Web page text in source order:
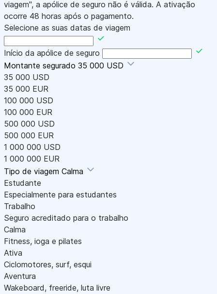
viagem", a apólice de seguro não é válida. A ativação
ocorre 48 horas após o pagamento.
Selecione as suas datas de viagem
Início da apólice de seguro
Montante segurado 35 000 USD
35 000 USD
35 000 EUR
100 000 USD
100 000 EUR
500 000 USD
500 000 EUR
1 000 000 USD
1 000 000 EUR
Tipo de viagem Calma
Estudante
Especialmente para estudantes
Trabalho
Seguro acreditado para o trabalho
Calma
Fitness, ioga e pilates
Ativa
Ciclomotores, surf, esqui
Aventura
Wakeboard, freeride, luta livre